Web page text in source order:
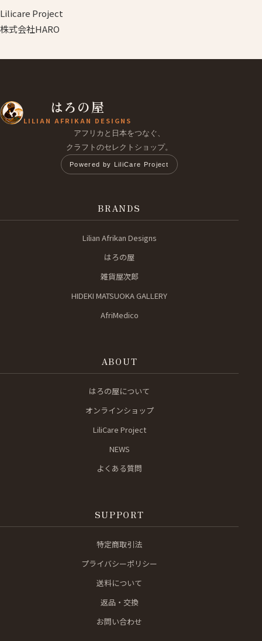
Lilicare Project
株式会社HARO
はろの屋
LILIAN AFRIKAN DESIGNS
アフリカと日本をつなぐ、
クラフトのセレクトショップ。
Powered by LiliCare Project
BRANDS
Lilian Afrikan Designs
はろの屋
雑貨屋次郎
HIDEKI MATSUOKA GALLERY
AfriMedico
ABOUT
はろの屋について
オンラインショップ
LiliCare Project
NEWS
よくある質問
SUPPORT
特定商取引法
プライバシーポリシー
送料について
返品・交換
お問い合わせ